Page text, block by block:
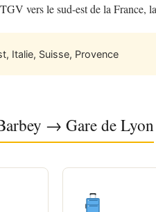
vers le sud-est de la France,
Italie, Suisse, Provence
→ Gare de Lyon